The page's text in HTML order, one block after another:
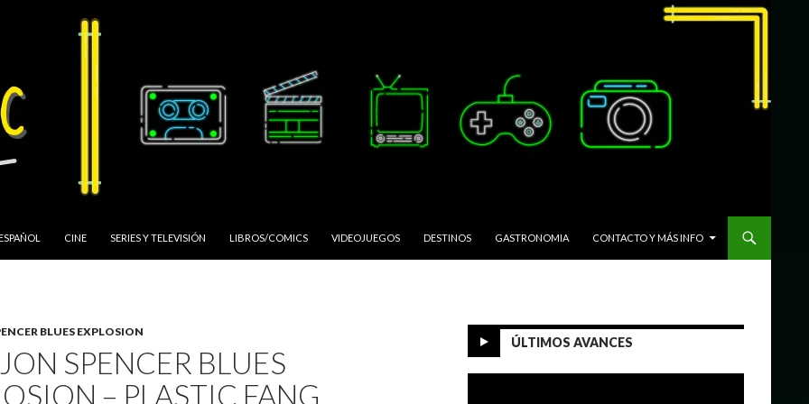
CINE SERIES Y TELEVISIÓN LIBROS/COMICS VIDEOJUEGOS DESTINOS GASTRONOMIA CONTACTO Y MÁS INFO
BLUES EXPLOSION
SPENCER BLUES
– PLASTIC FANG
ÚLTIMOS AVANCES